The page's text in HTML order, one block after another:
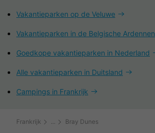
Vakantieparken op de Veluwe
Vakantieparken in de Belgische Ardennen
Goedkope vakantieparken in Nederland
Alle vakantieparken in Duitsland
Campings in Frankrijk
Frankrijk Bray Dunes